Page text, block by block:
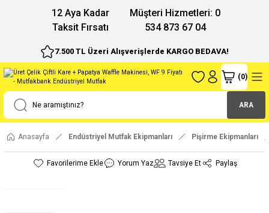
12 Aya Kadar
Taksit Fırsatı
Müşteri Hizmetleri: 0
534 873 67 04
7.500 TL Üzeri Alışverişlerde KARGO BEDAVA!
ARA
(0)
Anasayfa Endüstriyel Mutfak Ekipmanları Pişirme Ekipmanları
Yorum Yaz Tavsiye Et Paylaş